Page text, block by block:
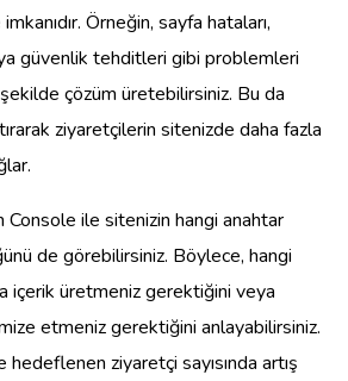
Örneğin, sayfa hataları,
güvenlik tehditleri gibi problemleri
çözüm üretebilirsiniz. Bu da
ziyaretçilerin sitenizde daha fazla
Console ile sitenizin hangi anahtar
de görebilirsiniz. Böylece, hangi
içerik üretmeniz gerektiğini veya
etmeniz gerektiğini anlayabilirsiniz.
ziyaretçi sayısında artış